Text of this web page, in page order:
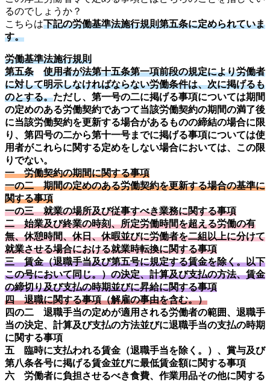
るのでしょうか？
こちらは下記の労働基準法施行規則第五条に定められていま
す。
労働基準法施行規則
第五条
使用者が法第十五条第一項前段の規定により労働者
に対して明示しなければならない労働条件は、次に掲げるも
のとする。ただし、第一号の二に掲げる事項については期間
の定めのある労働契約であつて当該労働契約の期間の満了後
に当該労働契約を更新する場合があるものの締結の場合に限
り、第四号の二から第十一号までに掲げる事項については使
用者がこれらに関する定めをしない場合においては、この限
りでない。
一 労働契約の期間に関する事項
一の二 期間の定めのある労働契約を更新する場合の基準に
関する事項
一の三 就業の場所及び従事すべき業務に関する事項
二 始業及び終業の時刻、所定労働時間を超える労働の有
無、休憩時間、休日、休暇並びに労働者を二組以上に分けて
就業させる場合における就業時転換に関する事項
三 賃金（退職手当及び第五号に規定する賃金を除く。以下
この号において同じ。）の決定、計算及び支払の方法、賃金
の締切り及び支払の時期並びに昇給に関する事項
四 退職に関する事項（解雇の事由を含む。）
四の二 退職手当の定めが適用される労働者の範囲、退職手
当の決定、計算及び支払の方法並びに退職手当の支払の時期
に関する事項
五 臨時に支払われる賃金（退職手当を除く。）、賞与及び
第八条各号に掲げる賃金並びに最低賃金額に関する事項
六 労働者に負担させるべき食費、作業用品その他に関する